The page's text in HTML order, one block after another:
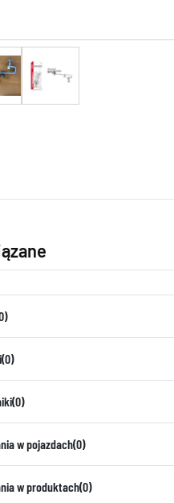
(0)
(0)
w pojazdach(0)
w produktach(0)